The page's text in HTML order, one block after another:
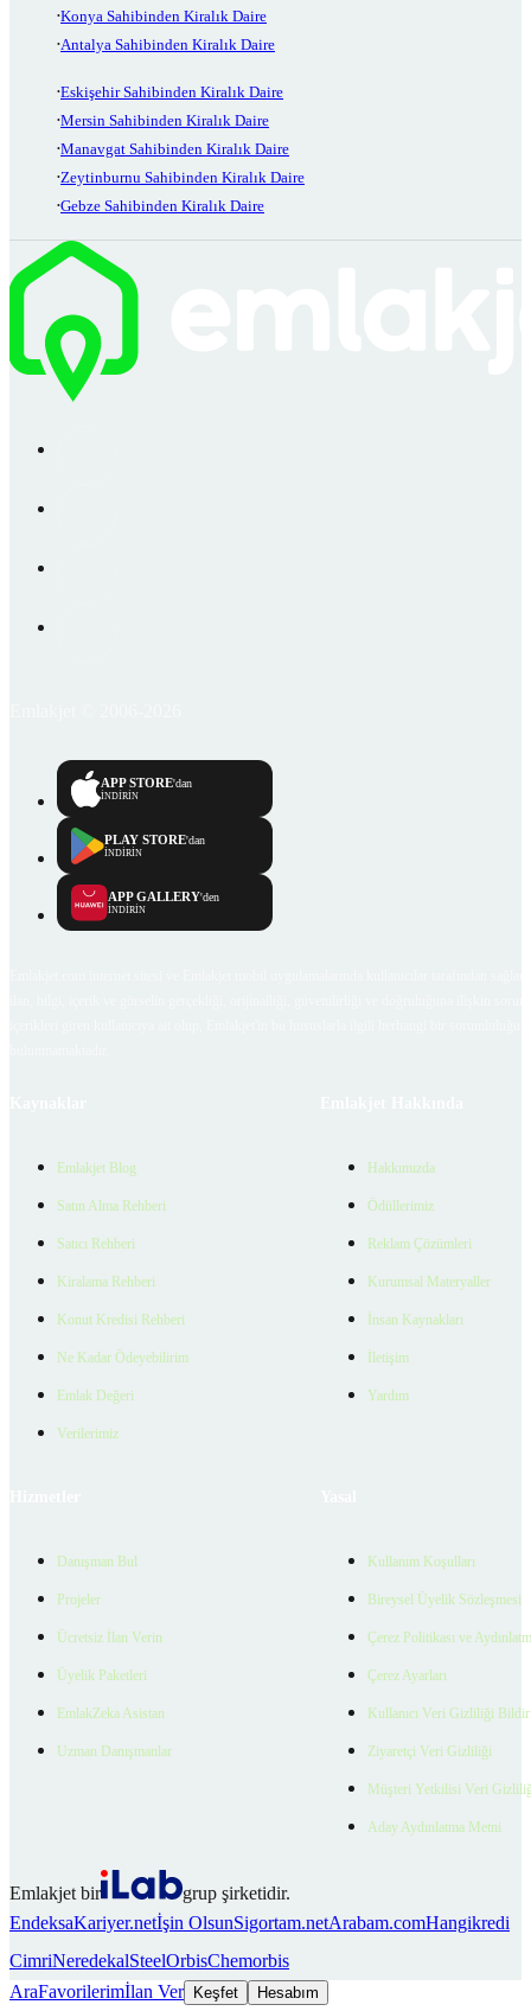
Konya Sahibinden Kiralık Daire
Antalya Sahibinden Kiralık Daire
Eskişehir Sahibinden Kiralık Daire
Mersin Sahibinden Kiralık Daire
Manavgat Sahibinden Kiralık Daire
Zeytinburnu Sahibinden Kiralık Daire
Gebze Sahibinden Kiralık Daire
APP STORE'dan
İNDİRİN
PLAY STORE'dan
İNDİRİN
APP GALLERY'den
İNDİRİN
Emlakjet Blog
Satın Alma Rehberi
Satıcı Rehberi
Kiralama Rehberi
Konut Kredisi Rehberi
Ne Kadar Ödeyebilirim
Emlak Değeri
Verilerimiz
Hakkımızda
Ödüllerimiz
Reklam Çözümleri
Kurumsal Materyaller
İnsan Kaynakları
İletişim
Yardım
Danışman Bul
Projeler
Ücretsiz İlan Verin
Üyelik Paketleri
EmlakZeka Asistan
Uzman Danışmanlar
Kullanım Koşulları
Bireysel Üyelik Sözleşmesi
Çerez Politikası ve
Çerez Ayarları
Kullanıcı Veri Gizliliği
Ziyaretçi Veri Gizliliği
Müşteri Yetkilisi Veri
Aday Aydınlatma Metni
Emlakjet bir
grup şirketidir.
EndeksaKariyer.netİşin OlsunSigortam.netArabam.comHangikredi
CimriNeredekalSteelOrbisChemorbis
AraFavorilerimİlan Ver Keşfet Hesabım